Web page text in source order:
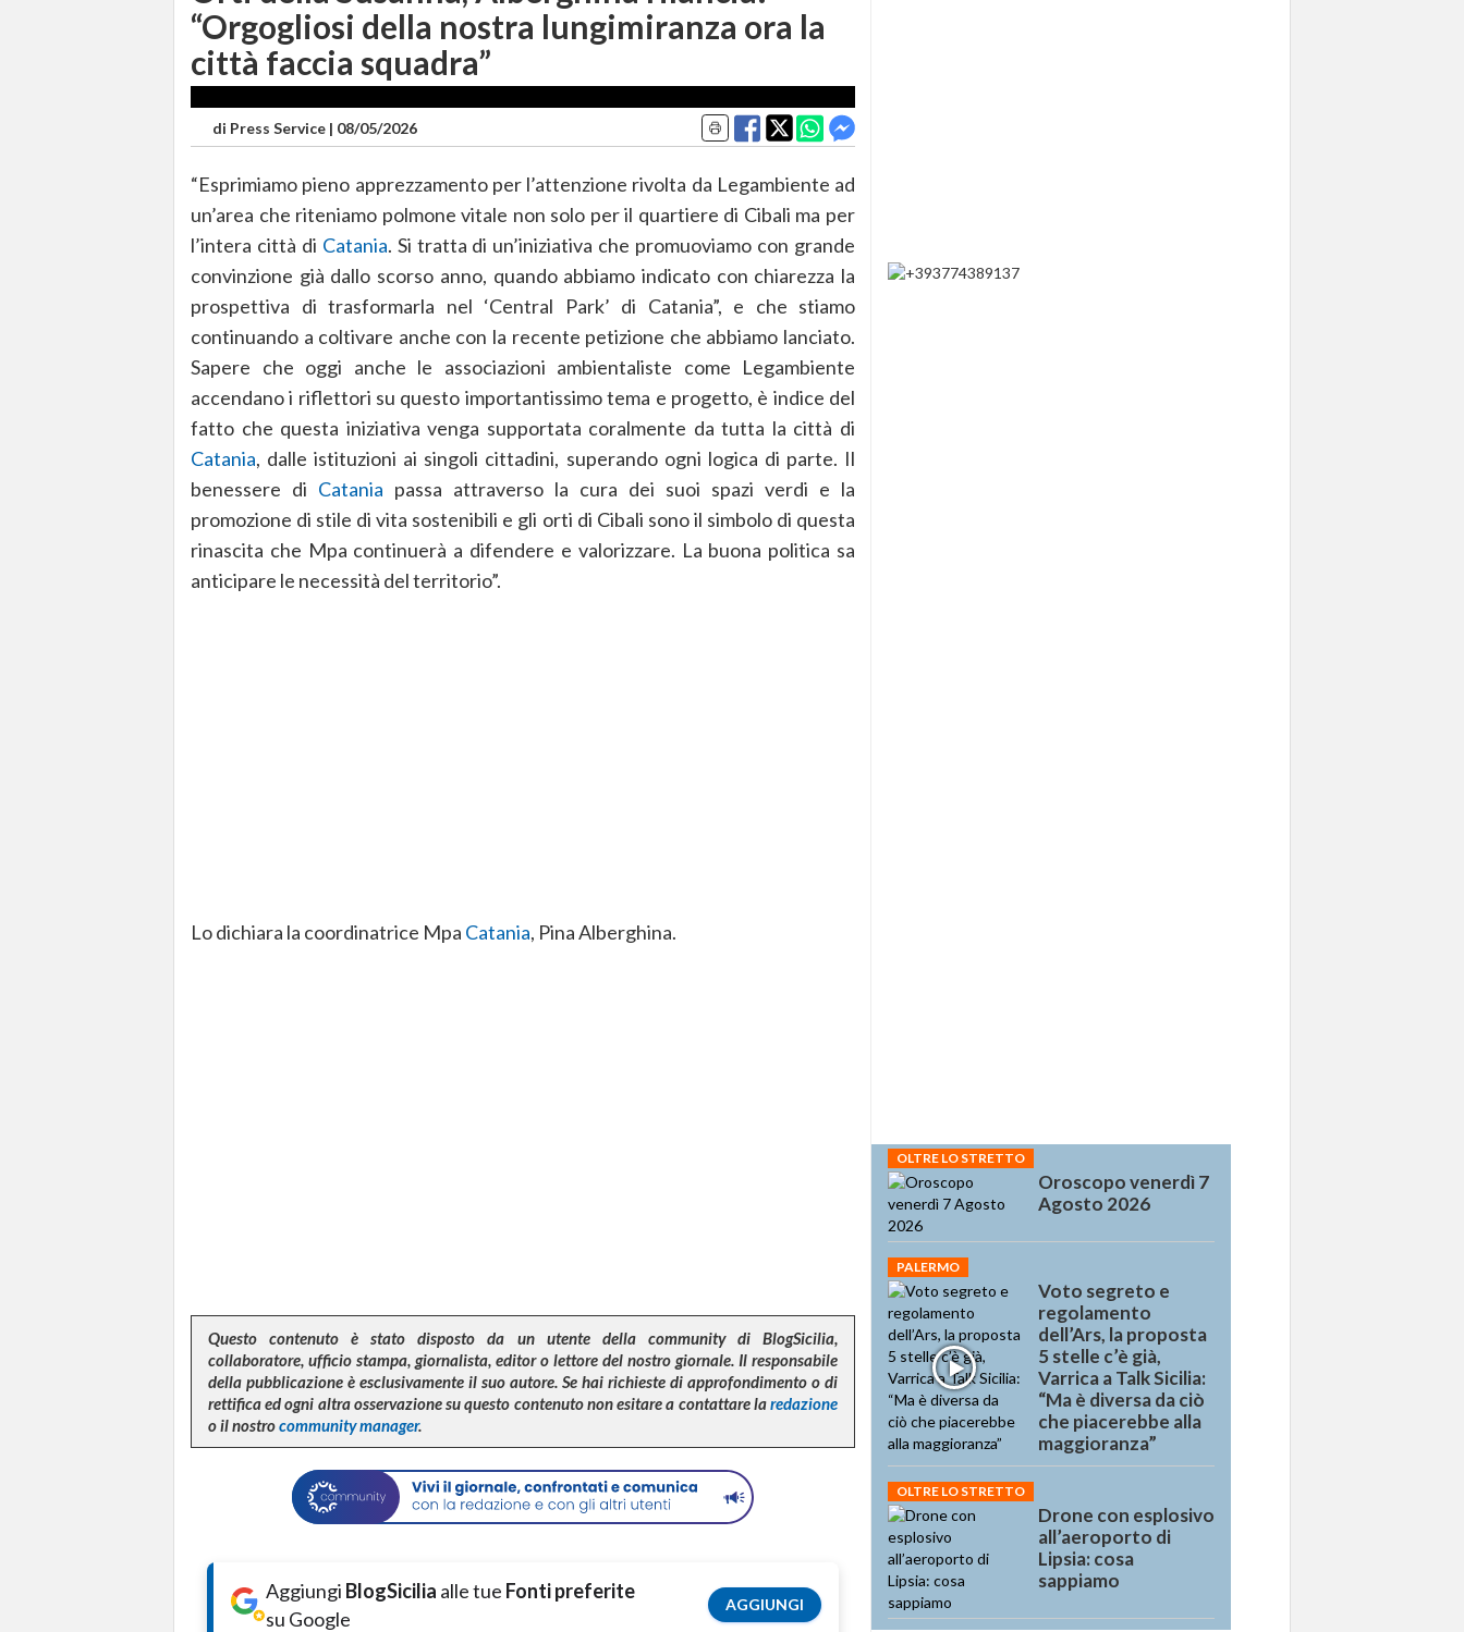
“Orgogliosi della nostra lungimiranza ora la
città faccia squadra”
di Press Service | 08/05/2026
“Esprimiamo pieno apprezzamento per l’attenzione rivolta da Legambiente ad
un’area che riteniamo polmone vitale non solo per il quartiere di Cibali ma per
l’intera città di Catania. Si tratta di un’iniziativa che promuoviamo con grande
convinzione già dallo scorso anno, quando abbiamo indicato con chiarezza la
prospettiva di trasformarla nel ‘Central Park’ di Catania”, e che stiamo
continuando a coltivare anche con la recente petizione che abbiamo lanciato.
Sapere che oggi anche le associazioni ambientaliste come Legambiente
accendano i riflettori su questo importantissimo tema e progetto, è indice del
fatto che questa iniziativa venga supportata coralmente da tutta la città di
Catania, dalle istituzioni ai singoli cittadini, superando ogni logica di parte. Il
benessere di Catania passa attraverso la cura dei suoi spazi verdi e la
promozione di stile di vita sostenibili e gli orti di Cibali sono il simbolo di questa
rinascita che Mpa continuerà a difendere e valorizzare. La buona politica sa
anticipare le necessità del territorio”.
Lo dichiara la coordinatrice Mpa Catania, Pina Alberghina.
Questo contenuto è stato disposto da un utente della community di BlogSicilia,
collaboratore, ufficio stampa, giornalista, editor o lettore del nostro giornale. Il responsabile
della pubblicazione è esclusivamente il suo autore. Se hai richieste di approfondimento o di
rettifica ed ogni altra osservazione su questo contenuto non esitare a contattare laredazione
o il nostrocommunity manager.
Aggiungi BlogSicilia alle tue Fonti preferite
su Google
AGGIUNGI
OLTRE LO STRETTO
Oroscopo venerdì 7
Agosto 2026
PALERMO
Voto segreto e
regolamento
dell’Ars, la proposta
5 stelle c’è già,
Varrica a Talk Sicilia:
“Ma è diversa da ciò
che piacerebbe alla
maggioranza”
OLTRE LO STRETTO
Drone con esplosivo
all’aeroporto di
Lipsia: cosa
sappiamo